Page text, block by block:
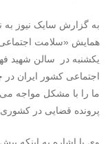
به گزارش سایک نیوز
همایش «سلامت
یکشنبه در سالن شهید
اجتماعی کشور ایران در
پرونده قضایی در کشوری با جمعیتی